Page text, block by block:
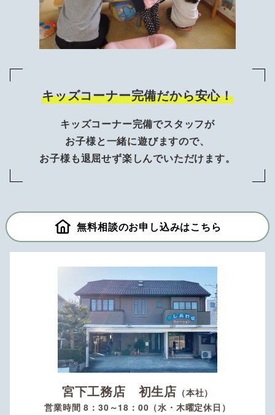
キッズコーナー完備だから安心！
キッズコーナー完備でスタッフが
お子様と一緒に遊びますので、
お子様も退屈せず楽しんでいただけます。
無料相談のお申し込みはこちら
宮下工務店 初生店 （本社）
営業時間 8：30～18：00（水・木曜定休日）